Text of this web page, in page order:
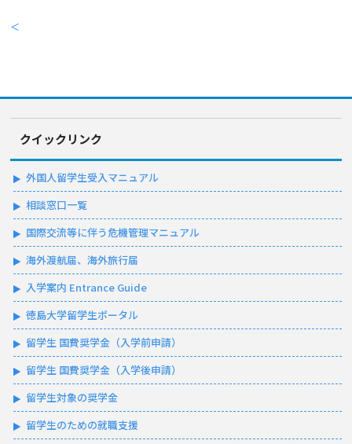
＜
クイックリンク
外国人留学生受入マニュアル
相談窓口一覧
国際交流等に伴う危機管理マニュアル
海外渡航届、海外旅行届
入学案内 Entrance Guide
徳島大学留学生ポータル
留学生 国費奨学金（入学前申請）
留学生 国費奨学金（入学後申請）
留学生対象の奨学金
留学生のための就職支援